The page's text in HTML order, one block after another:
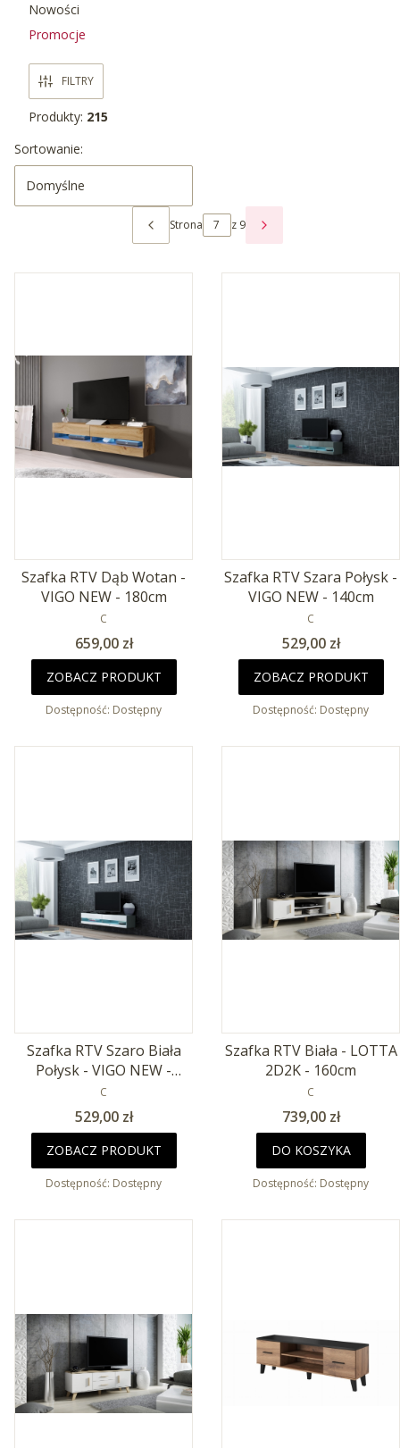
Nowości
Promocje
FILTRY
Produkty: 215
Lista produktów
Sortowanie:
Domyślne
POPRZEDNIE PRODUKTY
Strona z 9
NASTĘPNE PRODUKTY
Szafka RTV Dąb Wotan -
VIGO NEW - 180cm
PRODUCENT
C
Cena
659,00 zł
ZOBACZ PRODUKT
Dostępność: Dostępny
Szafka RTV Szara Połysk -
VIGO NEW - 140cm
PRODUCENT
C
Cena
529,00 zł
ZOBACZ PRODUKT
Dostępność: Dostępny
Szafka RTV Szaro Biała
Połysk - VIGO NEW -
140cm
PRODUCENT
C
Cena
529,00 zł
ZOBACZ PRODUKT
Dostępność: Dostępny
Szafka RTV Biała - LOTTA
2D2K - 160cm
PRODUCENT
C
Cena
739,00 zł
DO KOSZYKA
Dostępność: Dostępny